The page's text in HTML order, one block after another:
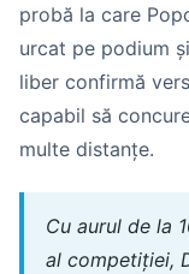
probă la care
urcat pe podium
liber confirmă
capabil să
multe distanțe.
Cu aurul de la
al competiției,